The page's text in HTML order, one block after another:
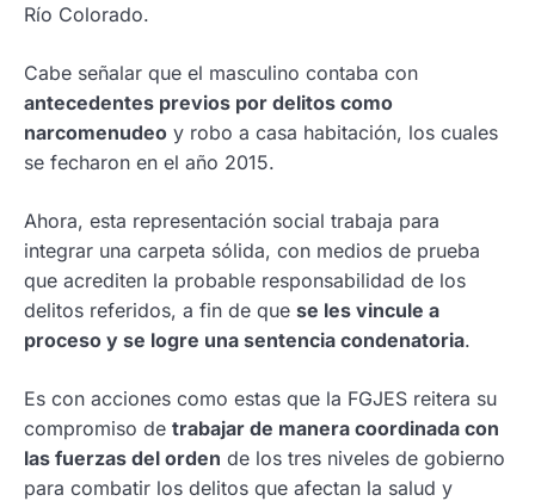
Río Colorado.
Cabe señalar que el masculino contaba con
antecedentes previos por delitos como
narcomenudeo y robo a casa habitación, los cuales
se fecharon en el año 2015.
Ahora, esta representación social trabaja para
integrar una carpeta sólida, con medios de prueba
que acrediten la probable responsabilidad de los
delitos referidos, a fin de que se les vincule a
proceso y se logre una sentencia condenatoria.
Es con acciones como estas que la FGJES reitera su
compromiso de trabajar de manera coordinada con
las fuerzas del orden de los tres niveles de gobierno
para combatir los delitos que afectan la salud y